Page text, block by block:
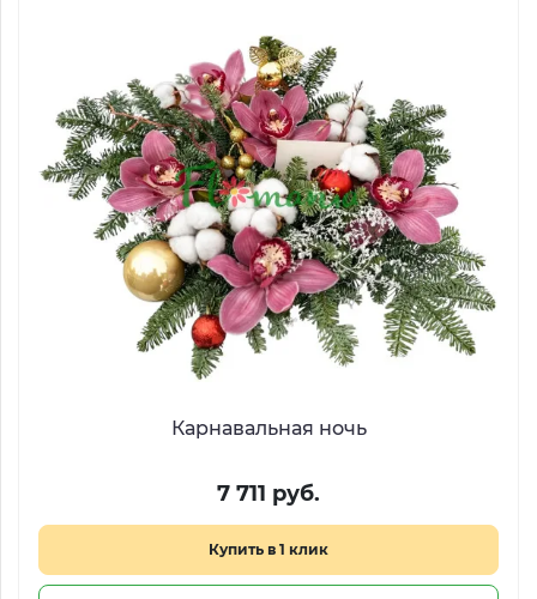
Карнавальная ночь
7 711 руб.
Купить в 1 клик